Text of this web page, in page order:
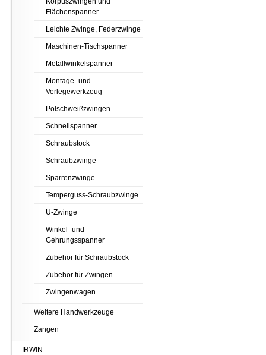
Flächenspanner
Leichte Zwinge, Federzwinge
Maschinen-Tischspanner
Metallwinkelspanner
Montage- und
Verlegewerkzeug
Polschweißzwingen
Schnellspanner
Schraubstock
Schraubzwinge
Sparrenzwinge
Temperguss-Schraubzwinge
U-Zwinge
Winkel- und
Gehrungsspanner
Zubehör für Schraubstock
Zubehör für Zwingen
Zwingenwagen
Weitere Handwerkzeuge
Zangen
IRWIN